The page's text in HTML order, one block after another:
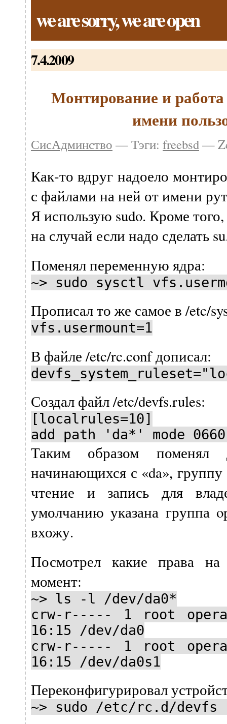
we are sorry, we are open
7.4.2009
Монтирование и работа
имени
СисАдминство — Тэги: freebsd—
Как-то вдруг надоело
с файлами на ней от имени
Я использую sudo. Кроме
на случай если надо сделать
Поменял переменную ядра:
~> sudo sysctl
Прописал то же самое в /etc/
vfs.usermount=1
В файле /etc/rc.conf дописал:
Создал файл /etc/devfs.rules:
[localrules=10]
add path 'da*' mode
Таким образом поменял
начинающихся с «da»,
чтение и запись для
умолчанию указана группа
вхожу.
Посмотрел какие права
момент:
~> ls -l /dev/da0*
crw-r----- 1 root
16:15 /dev/da0
crw-r----- 1 root
16:15 /dev/da0s1
Переконфигурировал
~> sudo /etc/rc.d/